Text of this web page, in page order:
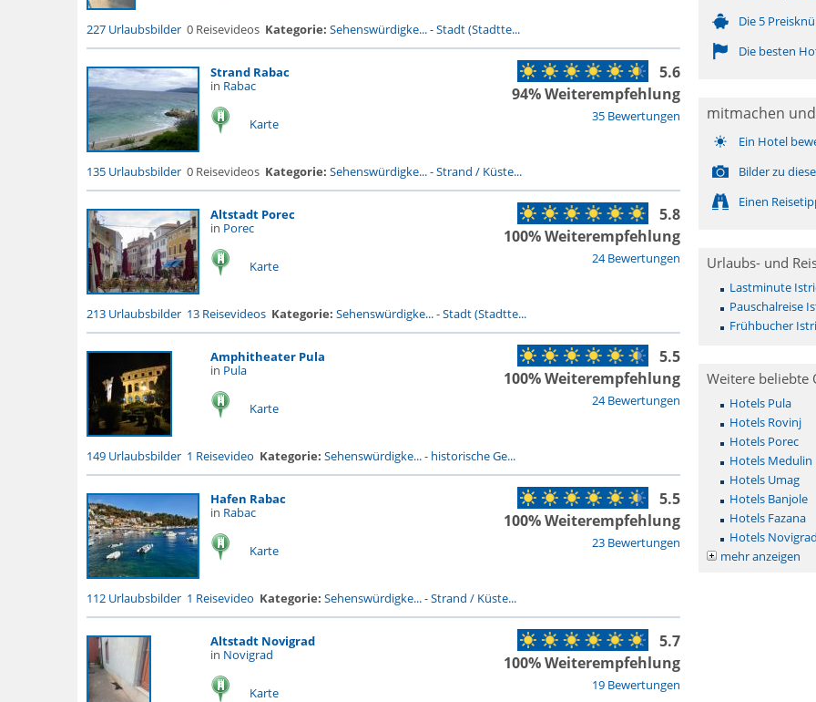
227 Urlaubsbilder 0 Reisevideos Kategorie: Sehenswürdigke...-Stadt (Stadtte...
Strand Rabac
in Rabac
Karte 35 Bewertungen
5.6
94% Weiterempfehlung
135 Urlaubsbilder 0 Reisevideos Kategorie: Sehenswürdigke...-Strand / Küste...
Altstadt Porec
in Porec
Karte 24 Bewertungen
5.8
100% Weiterempfehlung
213 Urlaubsbilder 13 Reisevideos Kategorie: Sehenswürdigke...-Stadt (Stadtte...
Amphitheater Pula
in Pula
Karte 24 Bewertungen
5.5
100% Weiterempfehlung
149 Urlaubsbilder 1 Reisevideo Kategorie: Sehenswürdigke...- historische Ge...
Hafen Rabac
in Rabac
Karte 23 Bewertungen
5.5
100% Weiterempfehlung
112 Urlaubsbilder 1 Reisevideo Kategorie: Sehenswürdigke...-Strand / Küste...
Altstadt Novigrad
in Novigrad
Karte 19 Bewertungen
5.7
100% Weiterempfehlung
Die 5
Die besten
mitmachen
Ein Hotel
Bilder zu
Einen
Urlaubs- und
Lastminute
Pauschalreise
Frühbucher
Weitere beliebte
Hotels Pula
Hotels Rovinj
Hotels Porec
Hotels Medulin
Hotels Umag
Hotels Banjole
Hotels Fazana
Hotels
mehr anzeigen